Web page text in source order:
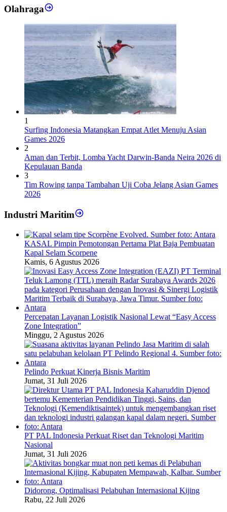
Olahraga
1
Surfing Indonesia Matangkan Empat Atlet Menuju Asian
Games 2026
2
Aman dan Terbit, Lomba Yacht Darwin-Banda Neira 2026 di
Kepulauan Banda
3
Tim Rowing tanpa Tambahan Uji Coba Jelang Asian Games
2026
Industri Maritim
KASAL Pimpin Pemotongan Pertama Plat Baja Pembuatan
Kapal Selam Scorpene
Kamis, 6 Agustus 2026
Percepatan Layanan Logistik Nasional Lewat “Easy Access
Zone Integration”
Minggu, 2 Agustus 2026
Pelindo Perkuat Kinerja Bisnis Maritim
Jumat, 31 Juli 2026
PT PAL Indonesia Perkuat Riset dan Teknologi Maritim
Nasional
Jumat, 31 Juli 2026
Didorong, Optimalisasi Pelabuhan Internasional Kijing
Rabu, 22 Juli 2026